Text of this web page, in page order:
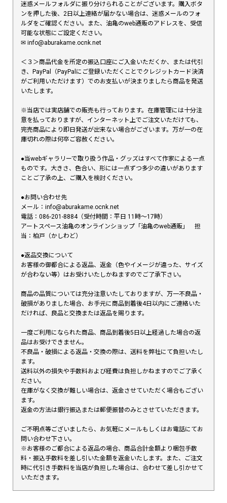
迷惑メールフォルダに振り分けられることがございます。購入ボタ
ンを押した後、2日以上連絡が届かない場合は、迷惑メールのフォ
ルダをご確認ください。また、油亀のweb通販のアドレスを、受信
可能な状態にご設定ください。
✉︎ info@aburakame.ocnk.net
＜３＞商品代金を所定の振込口座にご入金いただくか、または代引
き、PayPal（PayPalにご登録いただくことでクレジットカード決済
がご利用いただけます）でのお支払いが決まりましたら商品を発送
いたします。
※当店では実店舗での販売も行っております。在庫管理には十分注
意を払っておりますが、インターネット上でご注文いただけても、
完売商品により即日発送が出来ない場合がございます。万が一の在
庫切れの際は何卒ご容赦ください。
●当webギャラリーで取り扱う作品・グッズはすべて作家による一点
ものです。大きさ、色合い、形には一点ずつ多少の違いがあります
ことご了承の上、ご購入を検討ください。
●お問い合わせ先
メール：info@aburakame.ocnk.net
電話：086-201-8884（受付時間：平日 11時〜17時）
アートスペース油亀のオンラインショップ「油亀のweb通販」 担
当：柏戸（かしわど）
●返品交換について
お客様の御都合による返品、返金（色やイメージが違った、サイズ
が合わない等）はお受けいたしかねますのでご了承下さい。
商品の品質については充分注意いたしておりますが、万一不良品・
破損がありました場合、お手元に商品到着後4日以内にご連絡いた
だければ、良品と交換または返品を賜ります。
一度ご利用になられた商品、商品到着後5日以上経過した場合の返
品はお受けできません。
不良品・破損による返品・交換の際は、送料を弊社にて負担いたし
ます。
送料以外の損失や手数料および経費は負担しかねますのでご了承く
ださい。
在庫がなく交換が難しい場合は、返金させていただく場合もござい
ます。
返金の方法は銀行振込または郵便振替のみとさせていただきます。
ご不明点等ございましたら、お気軽にメールもしくはお電話にてお
問い合わせ下さい。
※お客様のご都合による返品の場合、商品合計金額より梱包手数
料・振込手数料を差し引いた金額を返金いたします。また、ご注文
時に代引き手数料を当店が負担した場合は、合わせて差し引かせて
いただきます。